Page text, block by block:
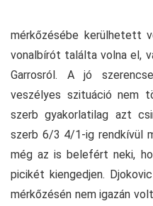
mérkőzésébe kerülhetett
vonalbírót találta volna el,
Garrosról. A jó
veszélyes szituáció nem
szerb gyakorlatilag azt
szerb 6/3 4/1-ig rendkívül
még az is belefért neki,
picikét kiengedjen.
mérkőzésén nem igazán